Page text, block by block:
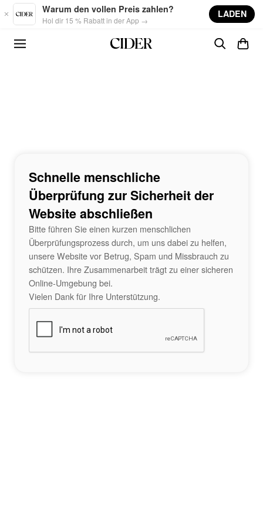
Skip to main content
Warum den vollen Preis zahlen?
Hol dir 15 % Rabatt in der App →
LADEN
Schnelle menschliche
Überprüfung zur Sicherheit der
Website abschließen
Bitte führen Sie einen kurzen menschlichen
Überprüfungsprozess durch, um uns dabei zu helfen,
unsere Website vor Betrug, Spam und Missbrauch zu
schützen. Ihre Zusammenarbeit trägt zu einer sicheren
Online-Umgebung bei.
Vielen Dank für Ihre Unterstützung.